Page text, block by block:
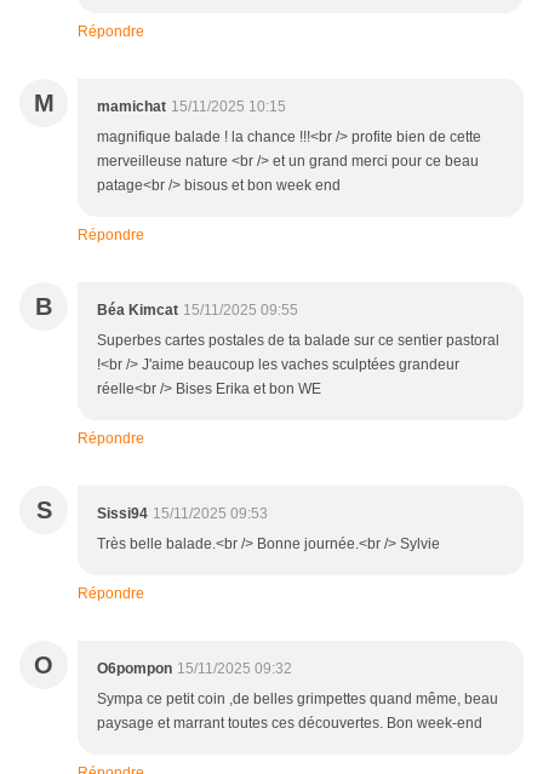
Répondre
M mamichat 15/11/2025 10:15
magnifique balade ! la chance !!!<br /> profite bien de cette
merveilleuse nature <br /> et un grand merci pour ce beau
patage<br /> bisous et bon week end
Répondre
B Béa Kimcat 15/11/2025 09:55
Superbes cartes postales de ta balade sur ce sentier pastoral
!<br /> J'aime beaucoup les vaches sculptées grandeur
réelle<br /> Bises Erika et bon WE
Répondre
S Sissi94 15/11/2025 09:53
Très belle balade.<br /> Bonne journée.<br /> Sylvie
Répondre
O O6pompon 15/11/2025 09:32
Sympa ce petit coin ,de belles grimpettes quand même, beau
paysage et marrant toutes ces découvertes. Bon week-end